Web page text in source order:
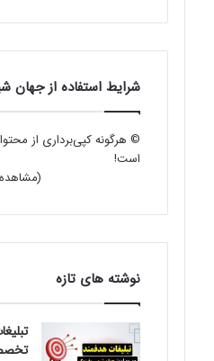
شرایط استفاده از جهان
© هرگونه کپی‌برداری از
است!
(
نوشته های تازه